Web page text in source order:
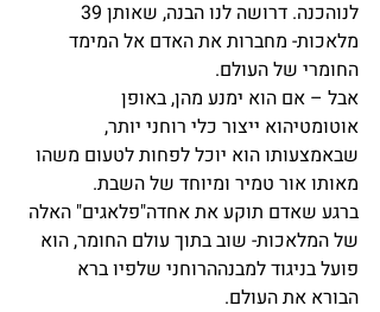
מלאכות- מחברות את האדם אל המימד
החומרי של העולם.
אבל – אם הוא ימנע מהן, באופן
אוטומטיהוא ייצור כלי רוחני יותר,
שבאמצעותו הוא יוכל לפחות לטעום משהו
מאותו אור טמיר ומיוחד של השבת.
ברגע שאדם תוקע את אחדה"פלאגים" האלה
של המלאכות- שוב בתוך עולם החומר, הוא
פועל בניגוד למבנההרוחני שלפיו ברא
הבורא את העולם.